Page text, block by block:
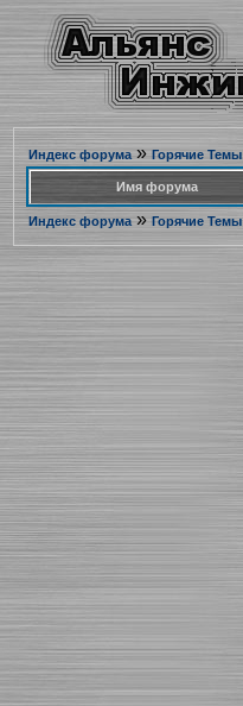
Индекс форума» Горячие Темы
Имя форума
Индекс форума» Горячие Темы